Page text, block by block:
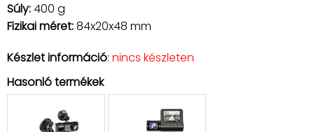
Súly:400 g
Fizikai méret:84x20x48 mm
Készlet információ: nincs készleten
Hasonló termékek